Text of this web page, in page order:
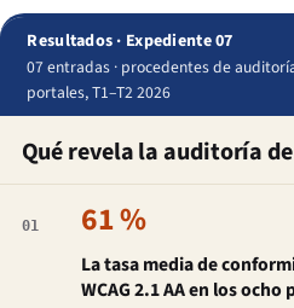
Resultados · Expediente 07
07 entradas · procedentes de
portales, T1–T2 2026
Qué revela la auditoría
01 61 %
La tasa media de
WCAG 2.1 AA en los